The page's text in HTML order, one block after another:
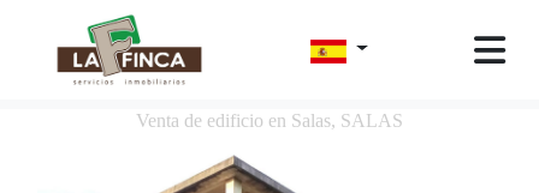
Venta de edificio en Salas, SALAS